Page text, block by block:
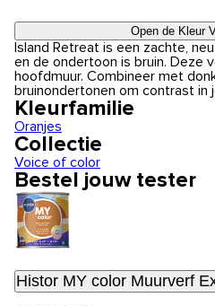
Open de Kleur
Island Retreat is een zachte,
en de ondertoon is bruin. Deze
hoofdmuur. Combineer met
bruinondertonen om contrast in
Kleurfamilie
Oranjes
Collectie
Voice of color
Bestel jouw tester
Histor MY color Muurverf